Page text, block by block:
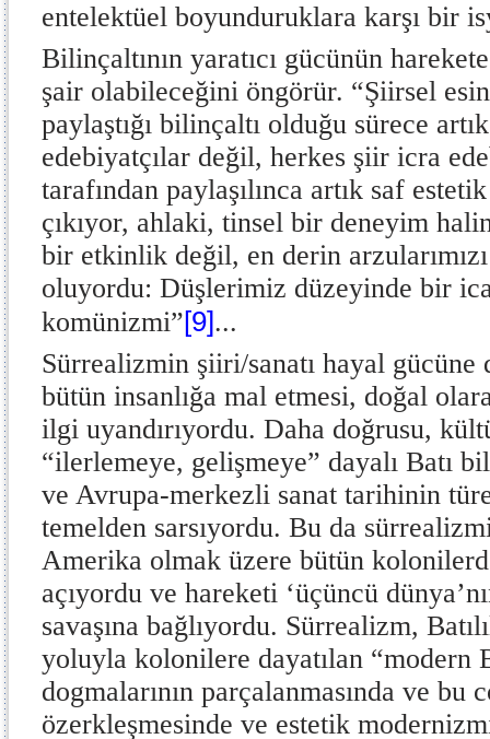
entelektüel boyunduruklara karşı bir
Bilinçaltının yaratıcı gücünün
şair olabileceğini öngörür. “Şiirsel
paylaştığı bilinçaltı olduğu sürece
edebiyatçılar değil, herkes şiir icra
tarafından paylaşılınca artık saf
çıkıyor, ahlaki, tinsel bir deneyim
bir etkinlik değil, en derin
oluyordu: Düşlerimiz düzeyinde bir
komünizmi”[9]...
Sürrealizmin şiiri/sanatı hayal gücüne
bütün insanlığa mal etmesi, doğal
ilgi uyandırıyordu. Daha doğrusu,
“ilerlemeye, gelişmeye” dayalı Batı
ve Avrupa-merkezli sanat tarihinin
temelden sarsıyordu. Bu da
Amerika olmak üzere bütün
açıyordu ve hareketi ‘üçüncü
savaşına bağlıyordu. Sürrealizm,
yoluyla kolonilere dayatılan “modern
dogmalarının parçalanmasında ve bu
özerkleşmesinde ve estetik